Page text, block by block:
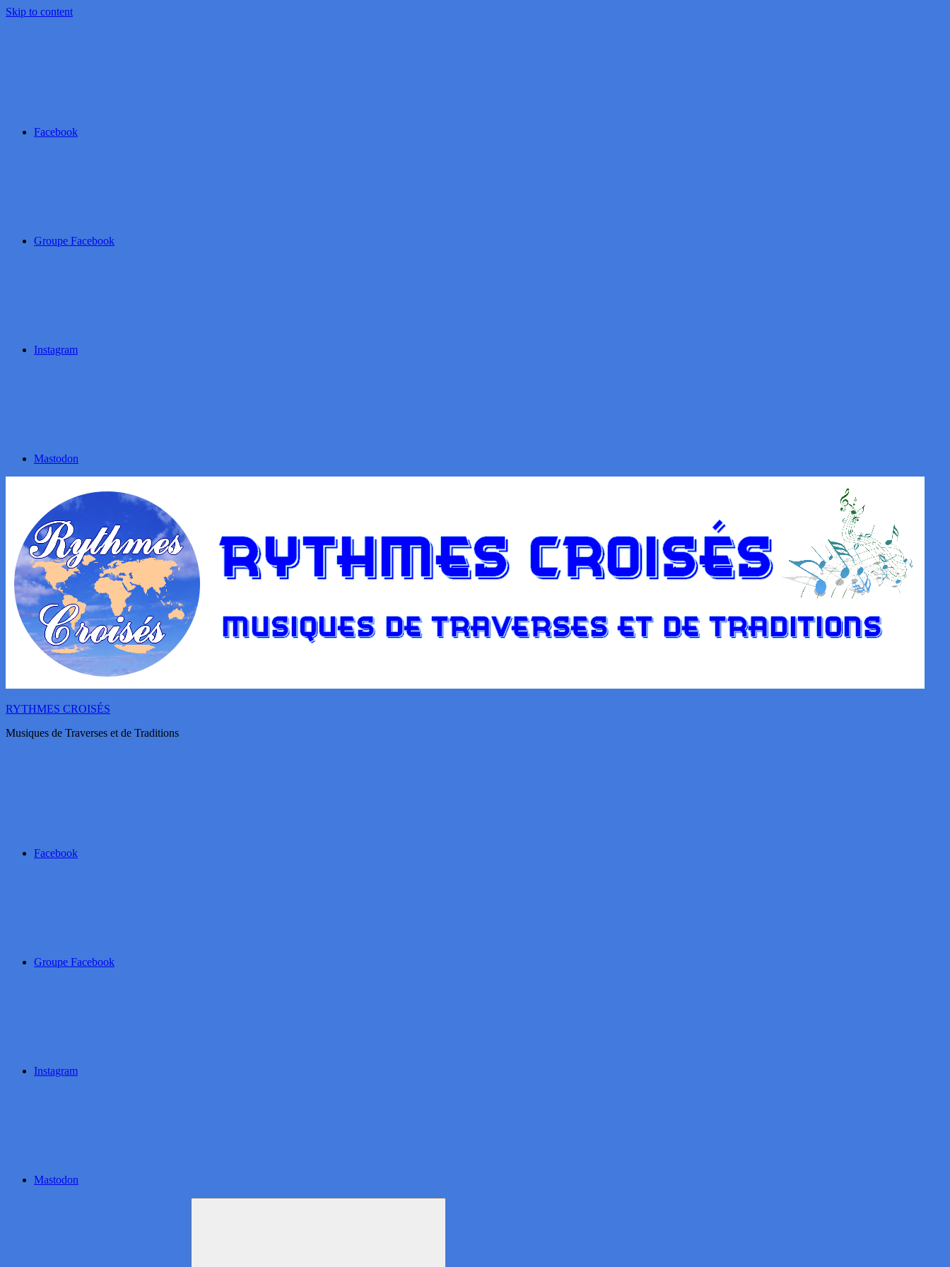
Skip to content
Facebook
Groupe Facebook
Instagram
Mastodon
RYTHMES CROISÉS
Musiques de Traverses et de Traditions
Facebook
Groupe Facebook
Instagram
Mastodon